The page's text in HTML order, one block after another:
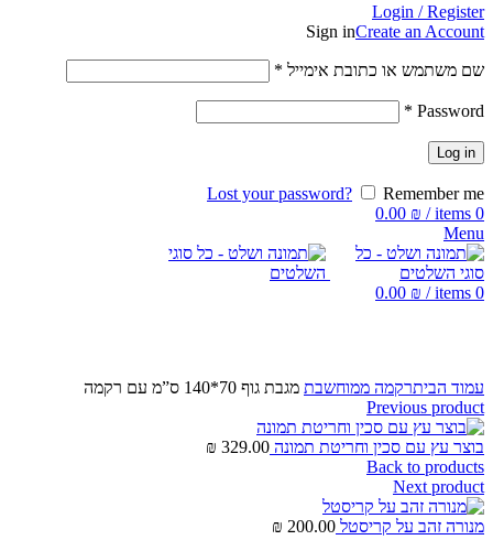
Login / Register
Sign inCreate an Account
שם משתמש או כתובת אימייל *
Password
*
Log in
Lost your password?
Remember me
0
items
/
0.00 ₪
Menu
0
items
/
0.00 ₪
עמוד הביתרקמה ממוחשבת מגבת גוף 70*140 ס”מ עם רקמה
Previous product
בוצר עץ עם סכין וחריטת תמונה 329.00
₪
Back to products
Next product
מנורה זהב על קריסטל 200.00
₪